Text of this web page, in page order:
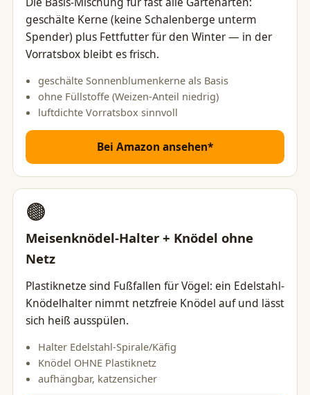
geschälte Kerne (keine Schalenberge unterm
Spender) plus Fettfutter für den Winter — in der
Vorratsbox bleibt es frisch.
geschälte Sonnenblumenkerne als Basis
ohne Füllstoffe (Weizen-Anteil niedrig)
luftdichte Vorratsbox sinnvoll
Bei Amazon ansehen*
🟤
Meisenknödel-Halter + Knödel ohne
Netz
Plastiknetze sind Fußfallen für Vögel: ein Edelstahl-
Knödelhalter nimmt netzfreie Knödel auf und lässt
sich heiß ausspülen.
Halter Edelstahl-Spirale/Käfig
Knödel OHNE Plastiknetz
aufhängbar, katzensicher